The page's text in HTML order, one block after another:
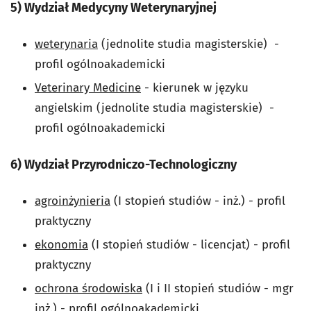
5) Wydział Medycyny Weterynaryjnej
weterynaria (jednolite studia magisterskie) -
profil ogólnoakademicki
Veterinary Medicine - kierunek w języku
angielskim (jednolite studia magisterskie) -
profil ogólnoakademicki
6) Wydział Przyrodniczo-Technologiczny
agroinżynieria (I stopień studiów - inż.) - profil
praktyczny
ekonomia (I stopień studiów - licencjat) - profil
praktyczny
ochrona środowiska (I i II stopień studiów - mgr